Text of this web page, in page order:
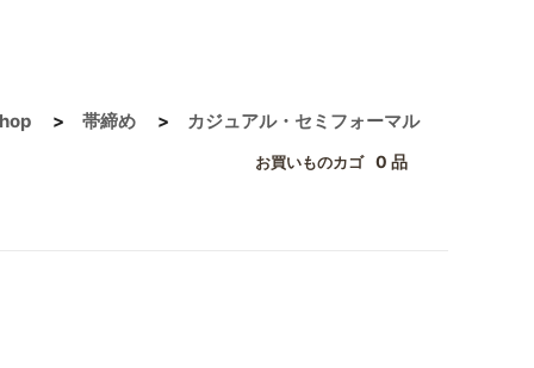
> 帯締め > カジュアル・セミフォーマル
お買いものカゴ 0 品